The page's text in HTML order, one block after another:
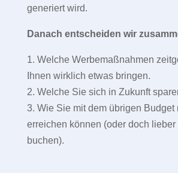
generiert wird.
Danach entscheiden wir
1. Welche Werbemaßnahmen
Ihnen wirklich etwas bringen.
2. Welche Sie sich in Zukunft
3. Wie Sie mit dem übrigen Budget
erreichen können (oder doch
buchen).